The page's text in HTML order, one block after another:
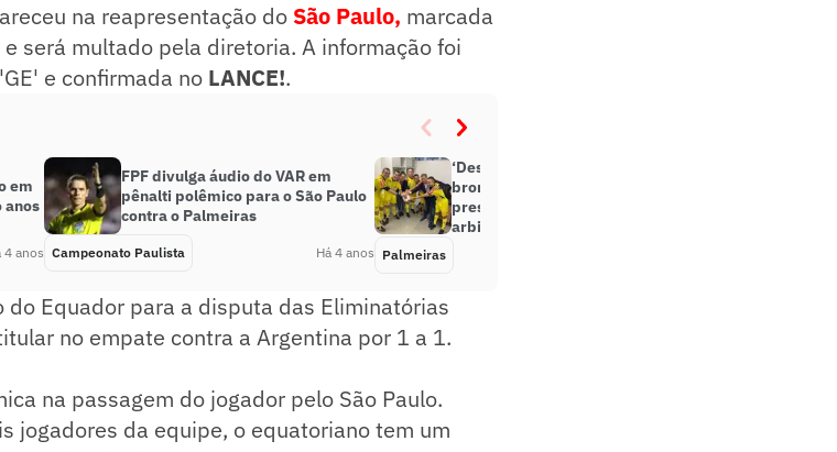
na reapresentação do São Paulo, marcada
será multado pela diretoria. A informação foi
e confirmada no LANCE!.
em
anos
4 anos
FPF divulga áudio do VAR em
pênalti polêmico para o São Paulo
contra o Palmeiras
Campeonato Paulista Há 4 anos
‘Desconforto’: Palmeiras fica na
bronca com postagens de
presidente da comissão de
arbitragem
Palmeiras
Equador para a disputa das Eliminatórias
no empate contra a Argentina por 1 a 1.
na passagem do jogador pelo São Paulo.
jogadores da equipe, o equatoriano tem um